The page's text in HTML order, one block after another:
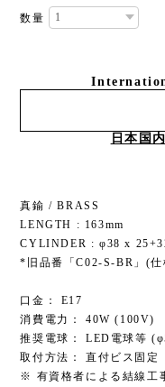
数量
日本国
真鍮 / BRASS
LENGTH : 163mm
CYLINDER : φ38 x
*旧品番「C02-S-BR」(仕
口金： E17
消費電力： 40W (100V)
推奨電球： LED電球等
取付方法： 直付ビス固定
※ 有資格者による結線工